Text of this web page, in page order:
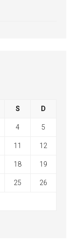
S D
4 5
11 12
18 19
25 26